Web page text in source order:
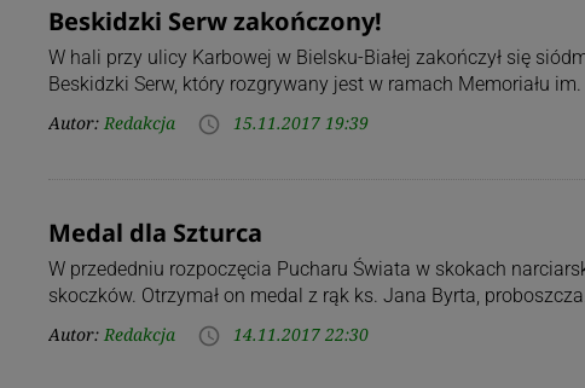
Beskidzki Serw zakończony!
W hali przy ulicy Karbowej w Bielsku-Białej zakończył się
Beskidzki Serw, który rozgrywany jest w ramach Memoriału
Autor: Redakcja access_time 15.11.2017 19:39
Medal dla Szturca
W przededniu rozpoczęcia Pucharu Świata w skokach
skoczków. Otrzymał on medal z rąk ks. Jana Byrta, proboszcza…
Autor: Redakcja access_time 14.11.2017 22:30